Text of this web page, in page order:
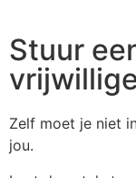
Stuur
Zelf moet je niet
jou.